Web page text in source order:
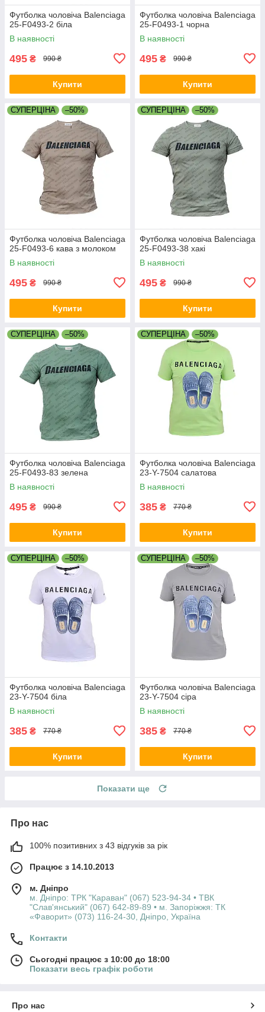
Футболка чоловіча Balenciaga
25-F0493-2 біла
В наявності
495 ₴ 990 ₴
Купити
Футболка чоловіча Balenciaga
25-F0493-1 чорна
В наявності
495 ₴ 990 ₴
Купити
СУПЕРЦІНА –50%
Футболка чоловіча Balenciaga
25-F0493-6 кава з молоком
В наявності
495 ₴ 990 ₴
Купити
СУПЕРЦІНА –50%
Футболка чоловіча Balenciaga
25-F0493-38 хакі
В наявності
495 ₴ 990 ₴
Купити
СУПЕРЦІНА –50%
Футболка чоловіча Balenciaga
25-F0493-83 зелена
В наявності
495 ₴ 990 ₴
Купити
СУПЕРЦІНА –50%
Футболка чоловіча Balenciaga
23-Y-7504 салатова
В наявності
385 ₴ 770 ₴
Купити
СУПЕРЦІНА –50%
Футболка чоловіча Balenciaga
23-Y-7504 біла
В наявності
385 ₴ 770 ₴
Купити
СУПЕРЦІНА –50%
Футболка чоловіча Balenciaga
23-Y-7504 сіра
В наявності
385 ₴ 770 ₴
Купити
Показати ще
Про нас
100% позитивних з 43 відгуків за рік
Працює з 14.10.2013
м. Дніпро
м. Дніпро: ТРК "Караван" (067) 523-94-34 • ТВК
"Слав'янський" (067) 642-89-89 • м. Запоріжжя: ТК
«Фаворит» (073) 116-24-30, Дніпро, Україна
Контакти
Сьогодні працює з 10:00 до 18:00
Показати весь графік роботи
Про нас